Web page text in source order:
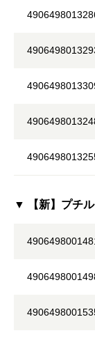
▼ 【新】プチ